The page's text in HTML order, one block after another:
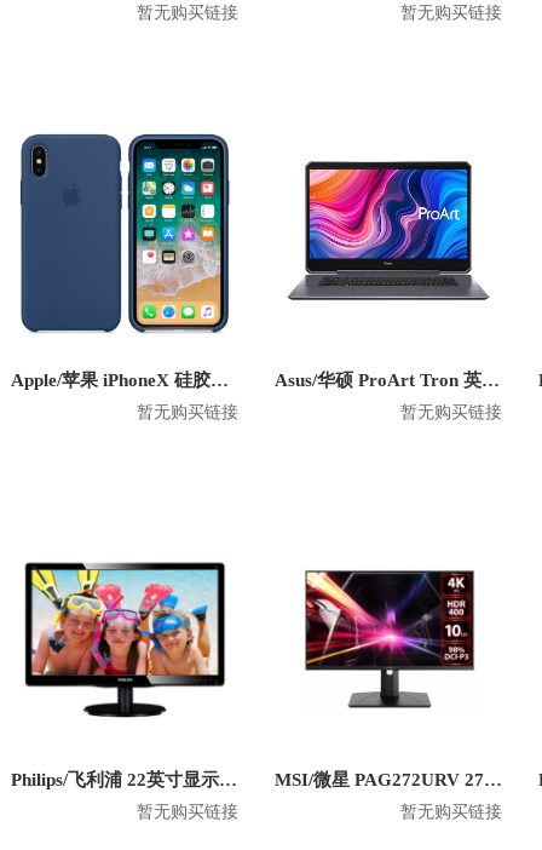
暂无购买链接 暂无购买链接
Apple/苹果 iPhoneX 硅胶防摔手机壳
暂无购买链接
Asus/华硕 ProArt Tron 英特尔版 2020款 15.6英寸笔记本
暂无购买链接
Philips/飞利浦 22英寸显示器 220V4LSB
暂无购买链接
MSI/微星 PAG272URV 27英寸电脑显示器
暂无购买链接